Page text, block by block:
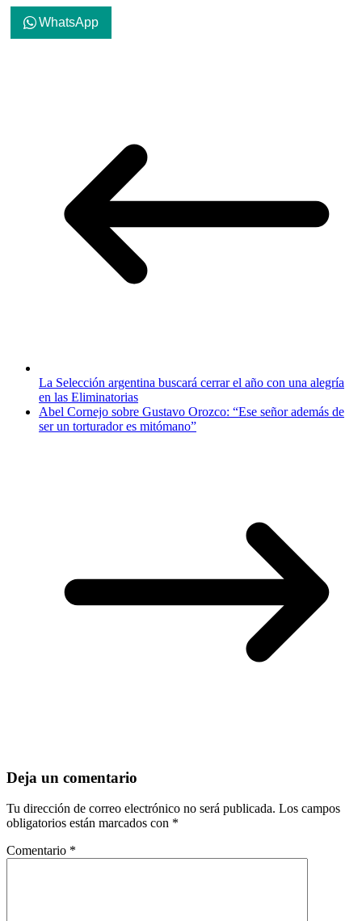
WhatsApp
La Selección argentina buscará cerrar el año con una alegría
en las Eliminatorias
Abel Cornejo sobre Gustavo Orozco: “Ese señor además de
ser un torturador es mitómano”
Deja un comentario
Tu dirección de correo electrónico no será publicada. Los campos
obligatorios están marcados con *
Comentario *